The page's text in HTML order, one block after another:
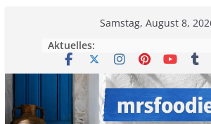
Samstag, August 8,
Aktuelles: